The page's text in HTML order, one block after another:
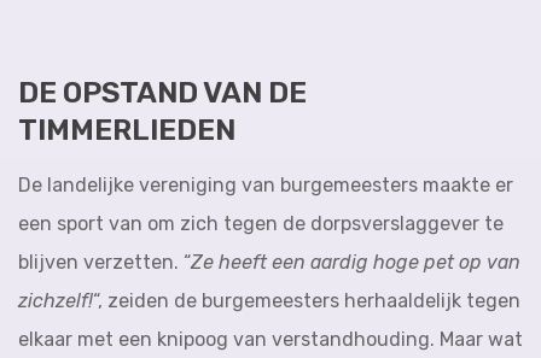
DE OPSTAND VAN DE
TIMMERLIEDEN
De landelijke vereniging van burgemeesters maakte er
een sport van om zich tegen de dorpsverslaggever te
blijven verzetten. “Ze heeft een aardig hoge pet op van
zichzelf!“, zeiden de burgemeesters herhaaldelijk tegen
elkaar met een knipoog van verstandhouding. Maar wat